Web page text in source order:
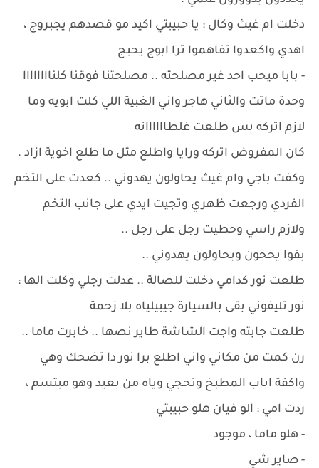
دخلت ام غيث وكال : يا حبيبتي اكيد مو قصدهم يجبروج ،
اهدي واكعدوا تفاهموا ترا ابوج يحبج
- بابا ميحب احد غير مصلحته .. مصلحتنا فوقنا كلناااااااا
وحدة ماتت والثاني هاجر واني الغبية اللي كلت ابويه وما
لازم اتركه بس طلعت غلطاااااانه
كان المفروض اتركه ورايا واطلع مثل ما طلع اخوية ازاد .
وكفت باجي وام غيث يحاولون يهدوني .. كعدت على التخم
الفردي ورجعت ظهري وتجيت ايدي على جانب التخم
ولازم راسي وحطيت رجل على رجل ..
بقوا يحجون ويحاولون يهدوني ..
طلعت نور كدامي دخلت للصالة .. عدلت رجلي وكلت الها :
نور تليفوني بقى بالسيارة جيبيلياه بلا زحمة
طلعت جابته واجت الشاشة طاير نصها .. خابرت ماما ..
رن كمت من مكاني واني اطلع برا نور دا تضحك وهي
واكفة اباب المطبخ وتحجي وياه من بعيد وهو مبتسم ،
ردت امي : الو فيان هلو حبيبتي
- هلو ماما ، موجود
- صاير شي